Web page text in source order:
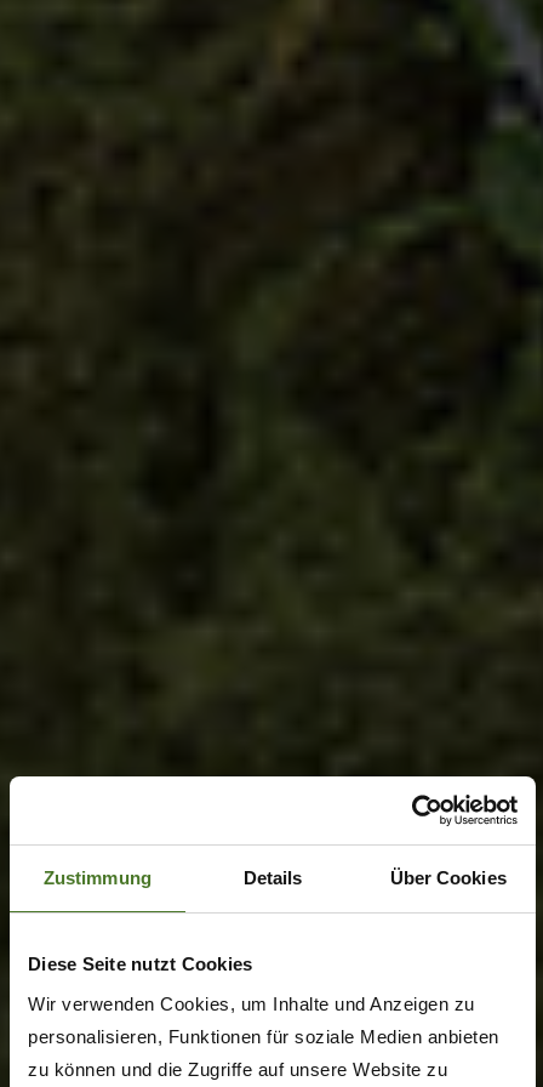
Zustimmung Details Über Cookies
Diese Seite nutzt Cookies
Wir verwenden Cookies, um Inhalte und Anzeigen zu
personalisieren, Funktionen für soziale Medien anbieten
zu können und die Zugriffe auf unsere Website zu